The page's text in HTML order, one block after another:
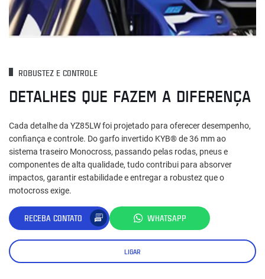
ROBUSTEZ E CONTROLE
DETALHES QUE FAZEM A DIFERENÇA
Cada detalhe da YZ85LW foi projetado para oferecer desempenho,
confiança e controle. Do garfo invertido KYB® de 36 mm ao
sistema traseiro Monocross, passando pelas rodas, pneus e
componentes de alta qualidade, tudo contribui para absorver
impactos, garantir estabilidade e entregar a robustez que o
motocross exige.
RECEBA CONTATO WHATSAPP
LIGAR